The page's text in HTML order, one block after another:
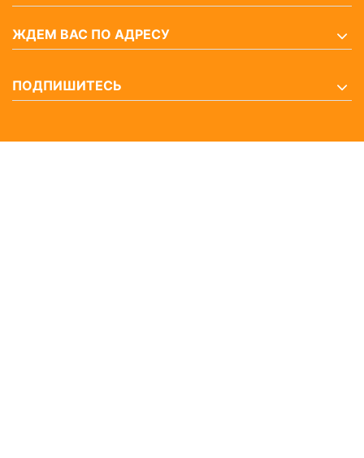
ЖДЕМ ВАС ПО АДРЕСУ
ПОДПИШИТЕСЬ